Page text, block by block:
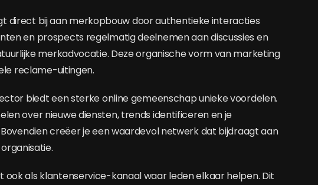
direct bij aan merkopbouw door authentieke interacties
en prospects regelmatig deelnemen aan discussies en
merkadvocatie. Deze organische vorm van marketing
reclame-uitingen.
biedt een sterke online gemeenschap unieke voordelen.
over nieuwe diensten, trends identificeren en je
creëer je een waardevol netwerk dat bijdraagt aan
als klantenservice-kanaal waar leden elkaar helpen. Dit